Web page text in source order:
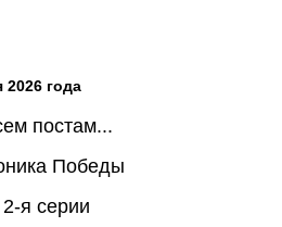
2026 года
постам...
Победы
я серии